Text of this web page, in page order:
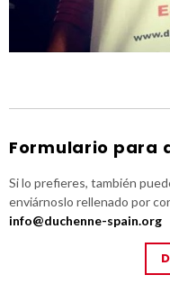
Formulario para
Si lo prefieres, también
enviárnoslo rellenado por
info@duchenne-spain.org